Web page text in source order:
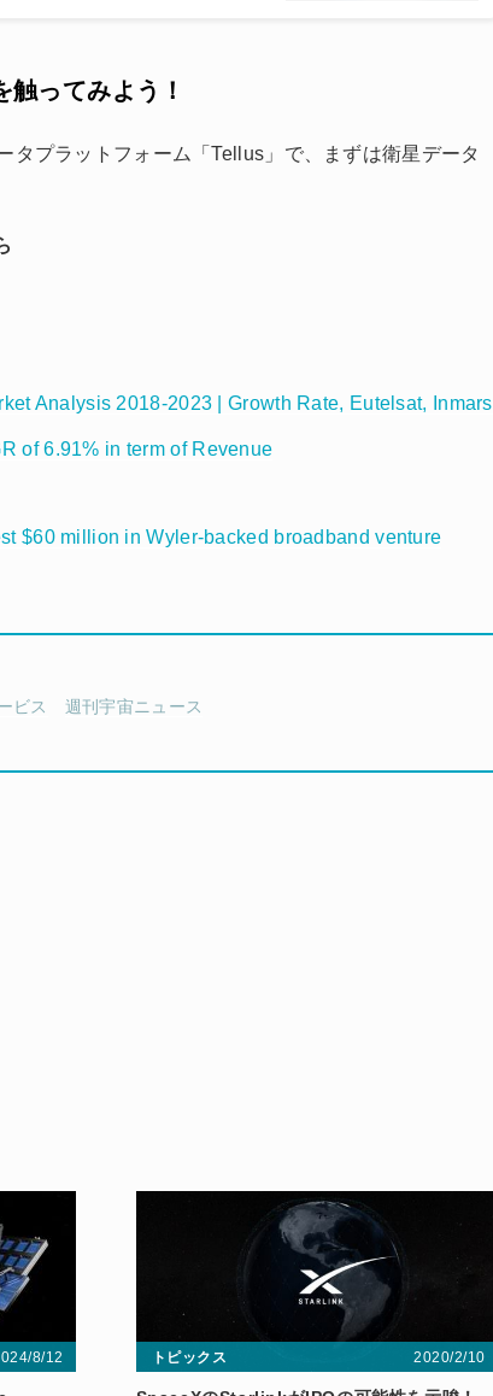
触ってみよう！
タプラットフォーム「Tellus」で、まずは衛星データ
Analysis 2018-2023 | Growth Rate, Eutelsat, Inmars
of 6.91% in term of Revenue
$60 million in Wyler-backed broadband venture
ビス 週刊宇宙ニュース
8/12 トピックス 2020/2/10